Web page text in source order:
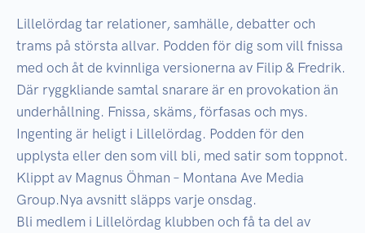
Lillelördag tar relationer, samhälle, debatter och
trams på största allvar. Podden för dig som vill fnissa
med och åt de kvinnliga versionerna av Filip & Fredrik.
Där ryggkliande samtal snarare är en provokation än
underhållning. Fnissa, skäms, förfasas och mys.
Ingenting är heligt i Lillelördag. Podden för den
upplysta eller den som vill bli, med satir som toppnot.
Klippt av Magnus Öhman – Montana Ave Media
Group.Nya avsnitt släpps varje onsdag.
Bli medlem i Lillelördag klubben och få ta del av